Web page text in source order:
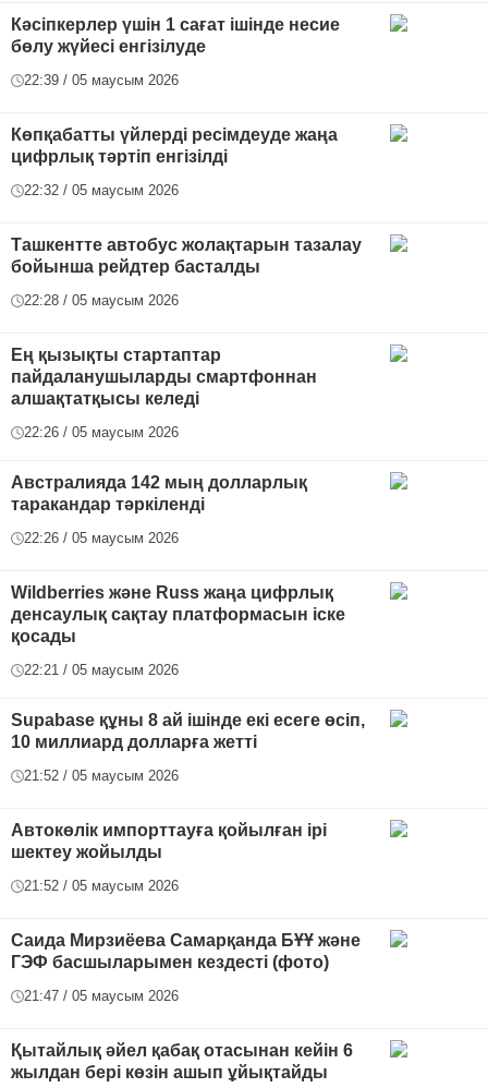
Кәсіпкерлер үшін 1 сағат ішінде несие
бөлу жүйесі енгізілуде
22:39 / 05 маусым 2026
Көпқабатты үйлерді ресімдеуде жаңа
цифрлық тәртіп енгізілді
22:32 / 05 маусым 2026
Ташкентте автобус жолақтарын тазалау
бойынша рейдтер басталды
22:28 / 05 маусым 2026
Ең қызықты стартаптар
пайдаланушыларды смартфоннан
алшақтатқысы келеді
22:26 / 05 маусым 2026
Австралияда 142 мың долларлық
таракандар тәркіленді
22:26 / 05 маусым 2026
Wildberries және Russ жаңа цифрлық
денсаулық сақтау платформасын іске
қосады
22:21 / 05 маусым 2026
Supabase құны 8 ай ішінде екі есеге өсіп,
10 миллиард долларға жетті
21:52 / 05 маусым 2026
Автокөлік импорттауға қойылған ірі
шектеу жойылды
21:52 / 05 маусым 2026
Саида Мирзиёева Самарқанда БҰҰ және
ГЭФ басшыларымен кездесті (фото)
21:47 / 05 маусым 2026
Қытайлық әйел қабақ отасынан кейін 6
жылдан бері көзін ашып ұйықтайды